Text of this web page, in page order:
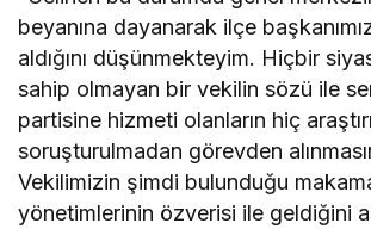
beyanına dayanarak ilçe
aldığını düşünmekteyim. Hiçbir
sahip olmayan bir vekilin sözü ile
partisine hizmeti olanların hiç
soruşturulmadan görevden
Vekilimizin şimdi bulunduğu
yönetimlerinin özverisi ile geldiğini